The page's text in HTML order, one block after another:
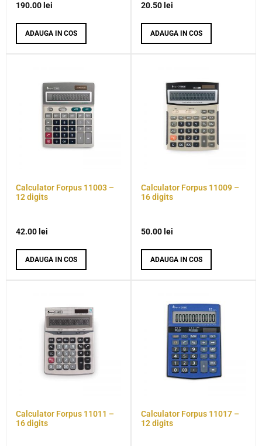
190.00 lei
ADAUGA IN COS
20.50 lei
ADAUGA IN COS
Calculator Forpus 11003 –
12 digits
42.00 lei
ADAUGA IN COS
Calculator Forpus 11009 –
16 digits
50.00 lei
ADAUGA IN COS
Calculator Forpus 11011 –
16 digits
Calculator Forpus 11017 –
12 digits